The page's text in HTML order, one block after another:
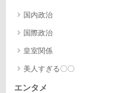
国内政治
国際政治
皇室関係
美人すぎる〇〇
エンタメ